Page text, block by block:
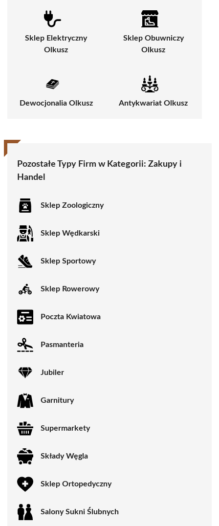
Sklep Elektryczny
Olkusz
Sklep Obuwniczy
Olkusz
Dewocjonalia Olkusz Antykwariat Olkusz
Pozostałe Typy Firm w Kategorii: Zakupy i
Handel
Sklep Zoologiczny
Sklep Wędkarski
Sklep Sportowy
Sklep Rowerowy
Poczta Kwiatowa
Pasmanteria
Jubiler
Garnitury
Supermarkety
Składy Węgla
Sklep Ortopedyczny
Salony Sukni Ślubnych